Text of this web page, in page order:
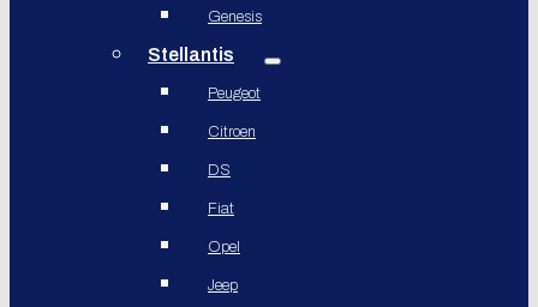
Genesis
Stellantis
Peugeot
Citroen
DS
Fiat
Opel
Jeep